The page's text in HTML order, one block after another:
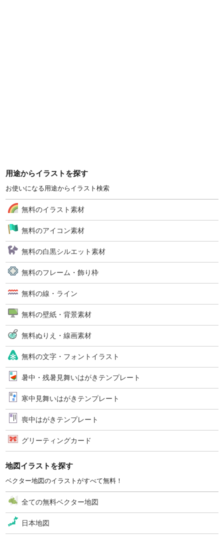
用途からイラストを探す
お使いになる用途からイラスト検索
無料のイラスト素材
無料のアイコン素材
無料の白黒シルエット素材
無料のフレーム・飾り枠
無料の線・ライン
無料の壁紙・背景素材
無料ぬりえ・線画素材
無料の文字・フォントイラスト
暑中・残暑見舞いはがきテンプレート
寒中見舞いはがきテンプレート
喪中はがきテンプレート
グリーティングカード
地図イラストを探す
ベクター地図のイラストがすべて無料！
全ての無料ベクター地図
日本地図